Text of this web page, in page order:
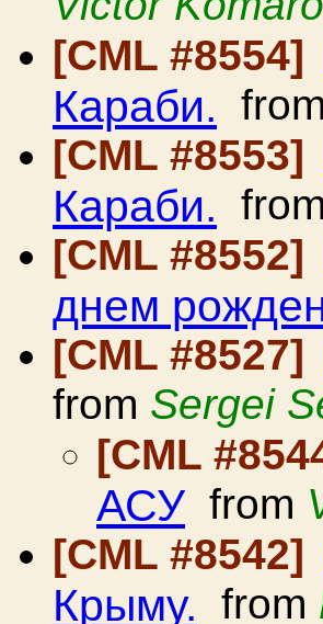
[CML #8554]
Караби. from
[CML #8553]
Караби. from
[CML #8552]
днем
[CML #8527]
from Sergei
[CML
АСУ from
[CML #8542]
Крыму. from